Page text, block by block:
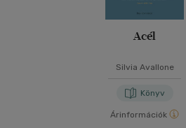
Acél
Silvia Avallone
Könyv
Árinformációk